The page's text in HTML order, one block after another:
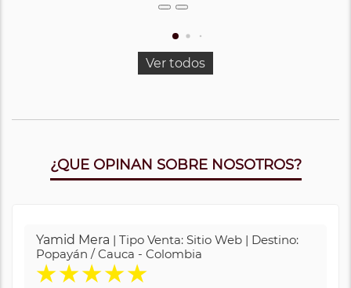
Ver todos
¿QUE OPINAN SOBRE NOSOTROS?
Yamid Mera | Tipo Venta: Sitio Web | Destino:
Popayán / Cauca - Colombia
★★★★★